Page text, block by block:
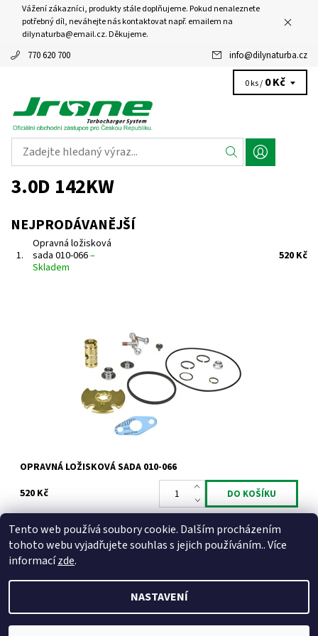
Vážení zákazníci, produkty stále doplňujeme. Pokud nenaleznete
potřebný díl, neváhejte nás kontaktovat např. emailem na
dilynaturba@email.cz. Děkujeme.
770 620 700 info@dilynaturba.cz
0 ks / 0 Kč
3.0D 142KW
NEJPRODÁVANĚJŠÍ
1.
Opravná ložisková
sada 010-066–
Skladem
520 Kč
Skladem
741
Jrone
2 roky
OPRAVNÁ LOŽISKOVÁ SADA 010-066
520 Kč
nastavení cookies
Tento web používá soubory cookie. Dalším procházením
tohoto webu vyjadřujete souhlas s jejich používáním.. Více
informacízde.
NASTAVENÍ